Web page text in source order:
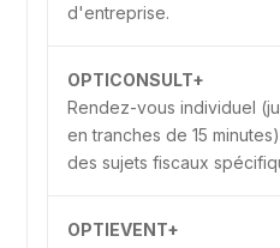
d'entreprise.
OPTICONSULT+
Rendez-vous individuel
en tranches de 15
des sujets fiscaux
OPTIEVENT+